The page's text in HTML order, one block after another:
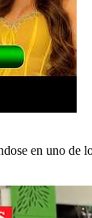
en uno de